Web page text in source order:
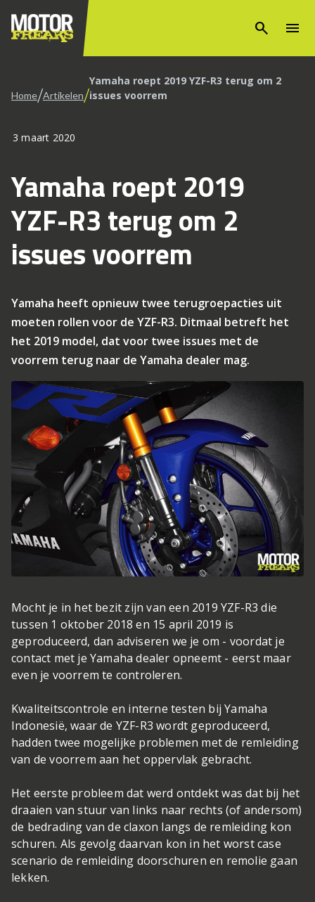
search menu
Home/Artikelen/Yamaha roept 2019 YZF-R3 terug om 2
issues voorrem
3 maart 2020
Yamaha roept 2019
YZF-R3 terug om 2
issues voorrem
Yamaha heeft opnieuw twee terugroepacties uit
moeten rollen voor de YZF-R3. Ditmaal betreft het
het 2019 model, dat voor twee issues met de
voorrem terug naar de Yamaha dealer mag.
Mocht je in het bezit zijn van een 2019 YZF-R3 die
tussen 1 oktober 2018 en 15 april 2019 is
geproduceerd, dan adviseren we je om - voordat je
contact met je Yamaha dealer opneemt - eerst maar
even je voorrem te controleren.
Kwaliteitscontrole en interne testen bij Yamaha
Indonesië, waar de YZF-R3 wordt geproduceerd,
hadden twee mogelijke problemen met de remleiding
van de voorrem aan het oppervlak gebracht.
Het eerste probleem dat werd ontdekt was dat bij het
draaien van stuur van links naar rechts (of andersom)
de bedrading van de claxon langs de remleiding kon
schuren. Als gevolg daarvan kon in het worst case
scenario de remleiding doorschuren en remolie gaan
lekken.